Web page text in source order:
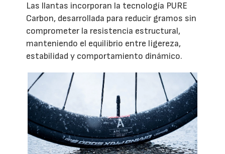
Las llantas incorporan la tecnología PURE
Carbon, desarrollada para reducir gramos sin
comprometer la resistencia estructural,
manteniendo el equilibrio entre ligereza,
estabilidad y comportamiento dinámico.